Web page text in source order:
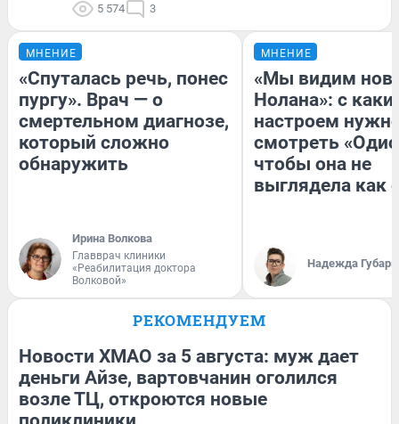
5 574 3
МНЕНИЕ
«Спуталась речь, понес
пургу». Врач — о
смертельном диагнозе,
который сложно
обнаружить
Ирина Волкова
Главврач клиники
«Реабилитация доктора
Волковой»
МНЕНИЕ
«Мы видим
Нолана»: с
настроем
смотреть
чтобы она не
выглядела как
Надежда Губарь
РЕКОМЕНДУЕМ
Новости ХМАО за 5 августа: муж дает
деньги Айзе, вартовчанин оголился
возле ТЦ, откроются новые